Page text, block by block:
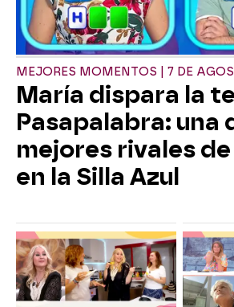
MEJORES MOMENTOS | 7 DE
María dispara la
Pasapalabra: una
mejores rivales
en la Silla Azul